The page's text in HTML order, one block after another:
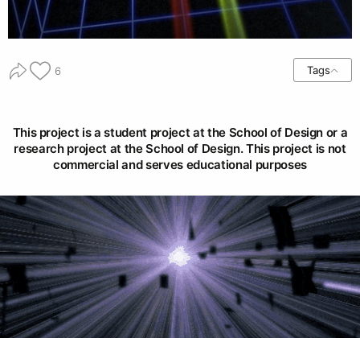
6 Tags
This project is a student project at the School of Design or a
research project at the School of Design. This project is not
commercial and serves educational purposes